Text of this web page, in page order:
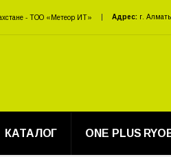
- ТОО «Метеор ИТ» Адрес: г.
КАТАЛОГ ONE PLUS